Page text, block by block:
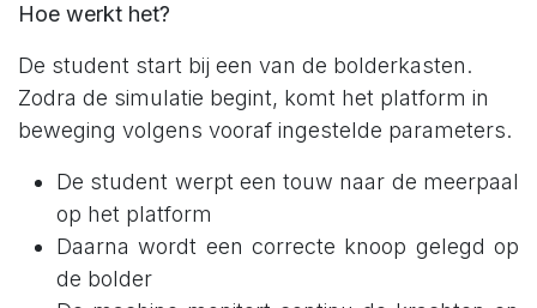
Hoe werkt het?
De student start bij een van de bolderkasten.
Zodra de simulatie begint, komt het platform in
beweging volgens vooraf ingestelde parameters.
De student werpt een touw naar de meerpaal
op het platform
Daarna wordt een correcte knoop gelegd op
de bolder